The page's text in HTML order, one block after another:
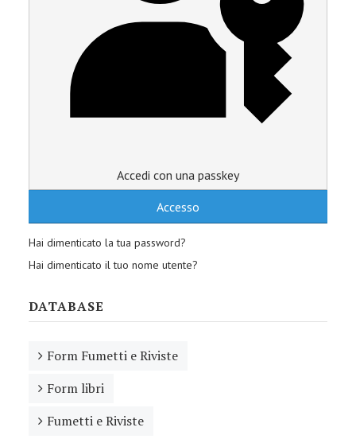
Accedi con una passkey
Accesso
Hai dimenticato la tua password?
Hai dimenticato il tuo nome utente?
DATABASE
Form Fumetti e Riviste
Form libri
Fumetti e Riviste